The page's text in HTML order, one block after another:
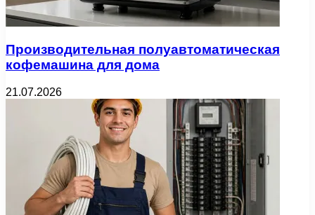
Производительная полуавтоматическая
кофемашина для дома
21.07.2026